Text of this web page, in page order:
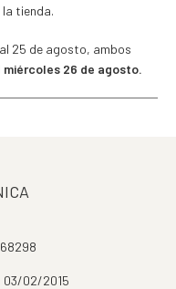
la tienda.
25 de agosto, ambos
26 de agosto.
03/02/2015